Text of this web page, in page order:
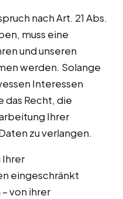
nach Art. 21 Abs.
muss eine
und unseren
werden. Solange
Interessen
das Recht, die
Ihrer
zu verlangen.
Ihrer
eingeschränkt
von ihrer